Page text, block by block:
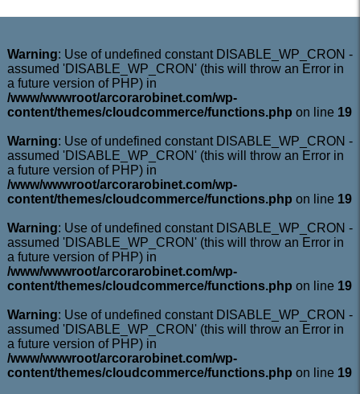
Warning: Use of undefined constant DISABLE_WP_CRON -
assumed 'DISABLE_WP_CRON' (this will throw an Error in
a future version of PHP) in
/www/wwwroot/arcorarobinet.com/wp-
content/themes/cloudcommerce/functions.php on line 19
Warning: Use of undefined constant DISABLE_WP_CRON -
assumed 'DISABLE_WP_CRON' (this will throw an Error in
a future version of PHP) in
/www/wwwroot/arcorarobinet.com/wp-
content/themes/cloudcommerce/functions.php on line 19
Warning: Use of undefined constant DISABLE_WP_CRON -
assumed 'DISABLE_WP_CRON' (this will throw an Error in
a future version of PHP) in
/www/wwwroot/arcorarobinet.com/wp-
content/themes/cloudcommerce/functions.php on line 19
Warning: Use of undefined constant DISABLE_WP_CRON -
assumed 'DISABLE_WP_CRON' (this will throw an Error in
a future version of PHP) in
/www/wwwroot/arcorarobinet.com/wp-
content/themes/cloudcommerce/functions.php on line 19